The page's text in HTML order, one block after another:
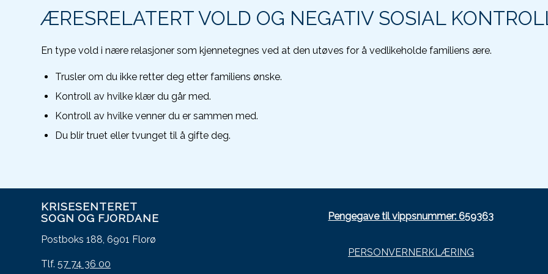
ÆRESRELATERT VOLD OG NEGATIV SOSIAL
En type vold i nære relasjoner som kjennetegnes ved at den utøves for å vedlikeholde familiens ære.
Trusler om du ikke retter deg etter familiens ønske.
Kontroll av hvilke klær du går med.
Kontroll av hvilke venner du er sammen med.
Du blir truet eller tvunget til å gifte deg.
KRISESENTERET
SOGN OG FJORDANE
Postboks 188, 6901 Florø
Tlf. 57 74 36 00
Pengegave til vippsnummer: 659363
PERSONVERNERKLÆRING